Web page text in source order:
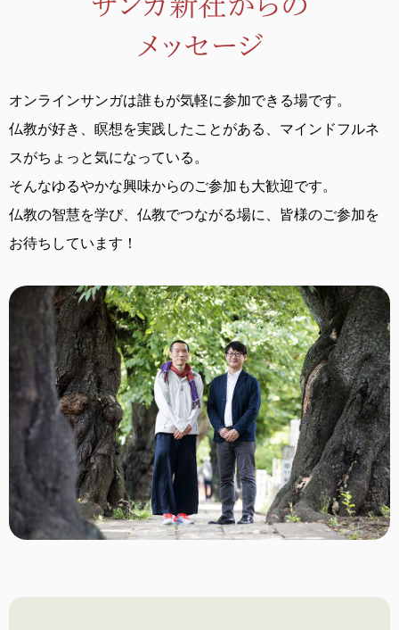
オンラインサンガは誰もが気軽に参加できる場です。
仏教が好き、瞑想を実践したことがある、 マインドフルネ
スがちょっと気になっている。
そんなゆるやかな興味からのご参加も大歓迎です。
仏教の智慧を学び、仏教でつながる場に、 皆様のご参加を
お待ちしています！